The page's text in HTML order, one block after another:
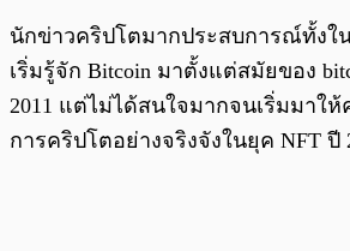
นักข่าวคริปโตมากประสบการณ์ทั้งใ
เริ่มรู้จัก Bitcoin มาตั้งแต่สมัยของ
2011 แต่ไม่ได้สนใจมากจนเริ่มมาใ
การคริปโตอย่างจริงจังในยุค NFT ปี